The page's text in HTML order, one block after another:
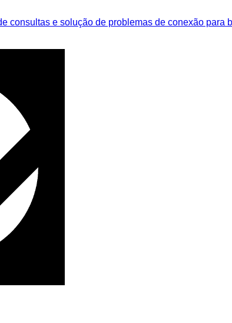
consultas e solução de problemas de conexão